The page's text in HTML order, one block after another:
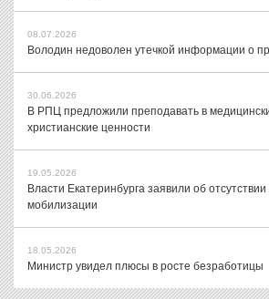
08.07.2026
Володин недоволен утечкой информации о
30.06.2026
В РПЦ предложили преподавать в
христианские ценности
19.05.2026
Власти Екатеринбурга заявили об
мобилизации
18.05.2026
Министр увидел плюсы в росте безработицы